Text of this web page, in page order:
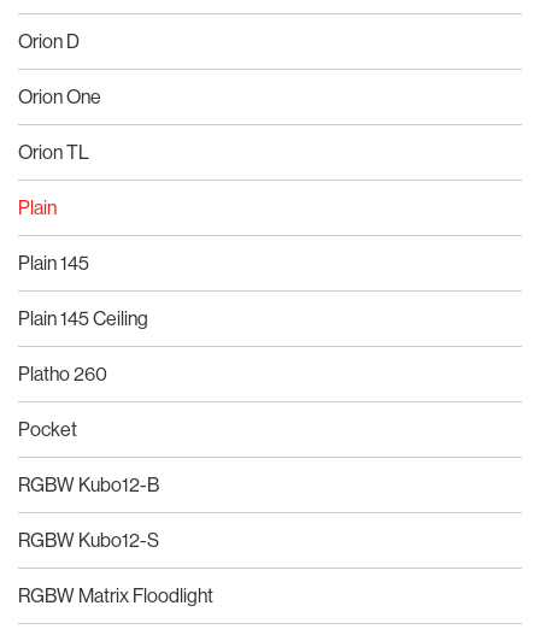
Orion D
Orion One
Orion TL
Plain
Plain 145
Plain 145 Ceiling
Platho 260
Pocket
RGBW Kubo12-B
RGBW Kubo12-S
RGBW Matrix Floodlight